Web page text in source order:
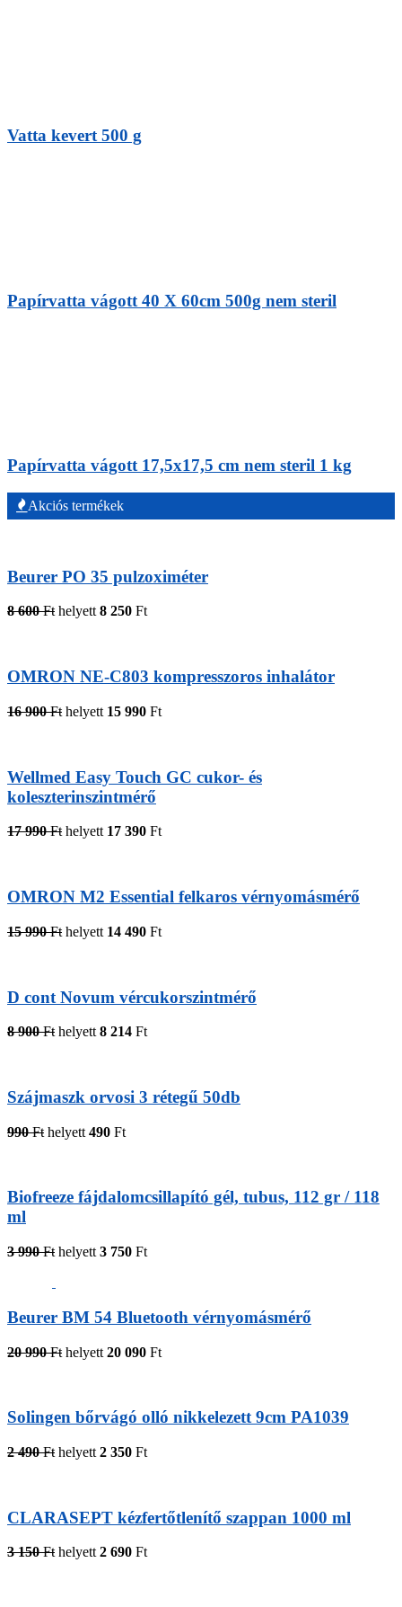
Vatta kevert 500 g
Papírvatta vágott 40 X 60cm 500g nem steril
Papírvatta vágott 17,5x17,5 cm nem steril 1 kg
Akciós termékek
Beurer PO 35 pulzoximéter
8 600 Fthelyett8 250 Ft
OMRON NE-C803 kompresszoros inhalátor
16 900 Ft helyett 15 990 Ft
Wellmed Easy Touch GC cukor- és
koleszterinszintmérő
17 990 Ft helyett 17 390 Ft
OMRON M2 Essential felkaros vérnyomásmérő
15 990 Ft helyett 14 490 Ft
D cont Novum vércukorszintmérő
8 900 Ft helyett 8 214 Ft
Szájmaszk orvosi 3 rétegű 50db
990 Ft helyett 490 Ft
Biofreeze fájdalomcsillapító gél, tubus, 112 gr / 118
ml
3 990 Ft helyett 3 750 Ft
Beurer BM 54 Bluetooth vérnyomásmérő
20 990 Ft helyett 20 090 Ft
Solingen bőrvágó olló nikkelezett 9cm PA1039
2 490 Ft helyett 2 350 Ft
CLARASEPT kézfertőtlenítő szappan 1000 ml
3 150 Fthelyett2 690 Ft